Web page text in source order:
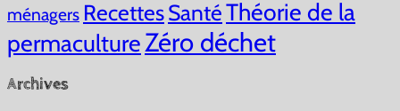
ménagers RecettesSantéThéorie de la
permacultureZéro déchet
Archives